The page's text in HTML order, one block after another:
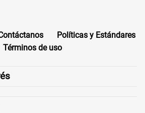
Políticas y Estándares
Términos de uso